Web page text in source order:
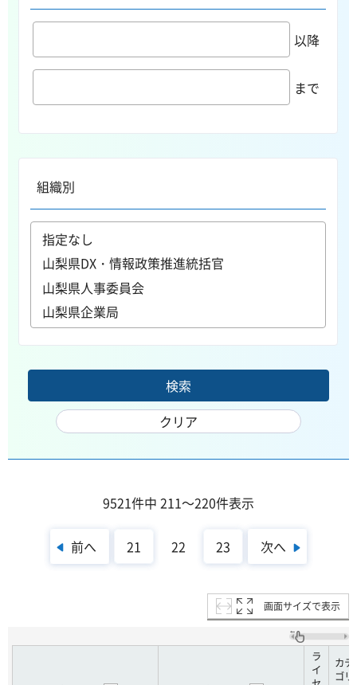
以降
まで
組織別
9521件中 211～220件表示
前へ 21 22 23 次へ
画面サイズで表示
ラ
イ
カテ
ゴリ